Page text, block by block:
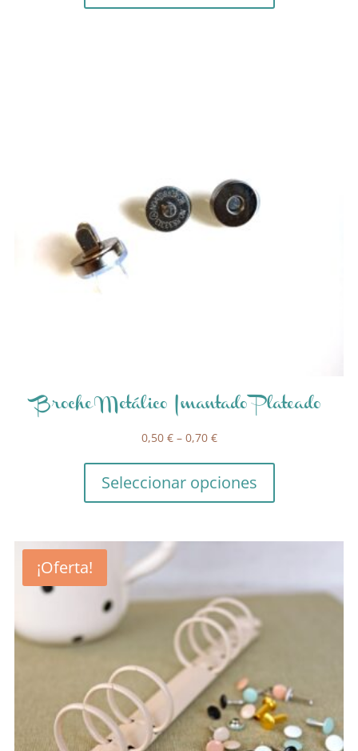
Broche Metálico Imantado Plateado
0,50 €– 0,70 €
Seleccionar opciones
¡Oferta!